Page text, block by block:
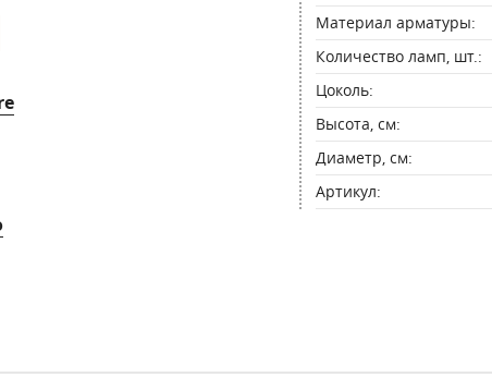
Материал арматуры:
Количество ламп, шт.:
Цоколь:
Высота, см:
Диаметр, см:
Артикул: